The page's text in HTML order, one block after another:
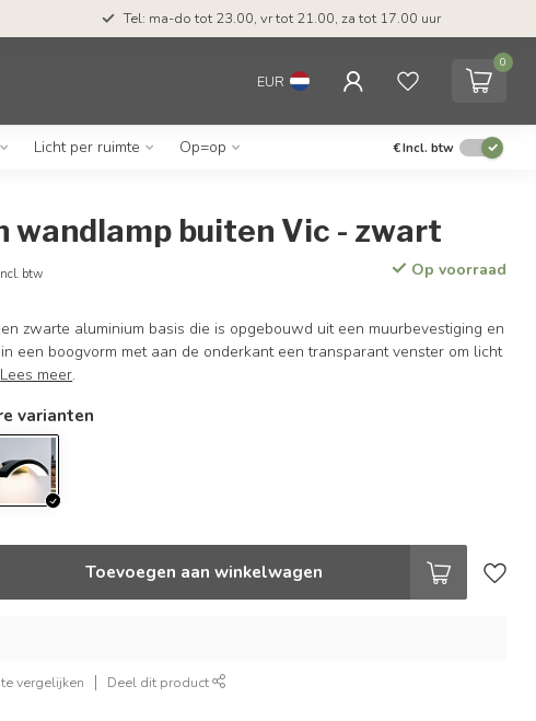
Tel: ma-do tot 23.00, vr tot 21.00, za tot 17.00 uur
EUR
0
Licht per ruimte Op=op €Incl. btw
wandlamp buiten Vic - zwart
btw Op voorraad
zwarte aluminium basis die is opgebouwd uit een muurbevestiging en
een boogvorm met aan de onderkant een transparant venster om licht
Lees meer.
varianten
Toevoegen aan winkelwagen
vergelijken Deel dit product